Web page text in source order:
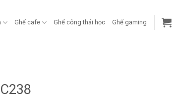
Ghế cafe Ghế công thái học Ghế gaming